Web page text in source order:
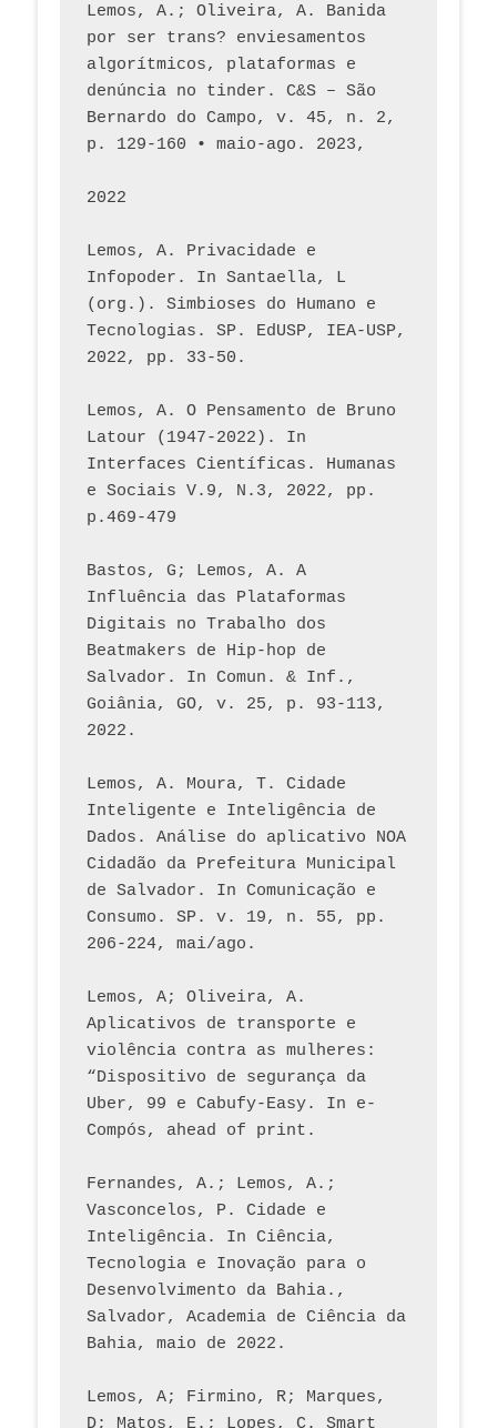
Lemos, A.; Oliveira, A. Banida
por ser trans? enviesamentos
algorítmicos, plataformas e
denúncia no tinder. C&S – São
Bernardo do Campo, v. 45, n. 2,
p. 129-160 • maio-ago. 2023,
2022
Lemos, A. Privacidade e
Infopoder. In Santaella, L
(org.). Simbioses do Humano e
Tecnologias. SP. EdUSP, IEA-USP,
2022, pp. 33-50.
Lemos, A. O Pensamento de Bruno
Latour (1947-2022). In
Interfaces Científicas. Humanas
e Sociais V.9, N.3, 2022, pp.
p.469-479
Bastos, G; Lemos, A. A
Influência das Plataformas
Digitais no Trabalho dos
Beatmakers de Hip-hop de
Salvador. In Comun. & Inf.,
Goiânia, GO, v. 25, p. 93-113,
2022.
Lemos, A. Moura, T. Cidade
Inteligente e Inteligência de
Dados. Análise do aplicativo NOA
Cidadão da Prefeitura Municipal
de Salvador. In Comunicação e
Consumo. SP. v. 19, n. 55, pp.
206-224, mai/ago.
Lemos, A; Oliveira, A.
Aplicativos de transporte e
violência contra as mulheres:
“Dispositivo de segurança da
Uber, 99 e Cabufy-Easy. In e-
Compós, ahead of print.
Fernandes, A.; Lemos, A.;
Vasconcelos, P. Cidade e
Inteligência. In Ciência,
Tecnologia e Inovação para o
Desenvolvimento da Bahia.,
Salvador, Academia de Ciência da
Bahia, maio de 2022.
Lemos, A; Firmino, R; Marques,
D; Matos, E.; Lopes, C. Smart